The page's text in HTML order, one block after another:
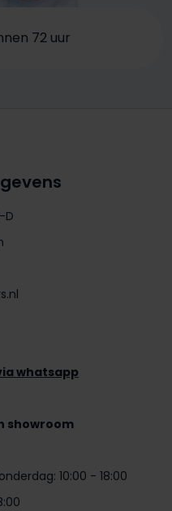
72 uur
D
whatsapp
showroom
10:00 - 18:00